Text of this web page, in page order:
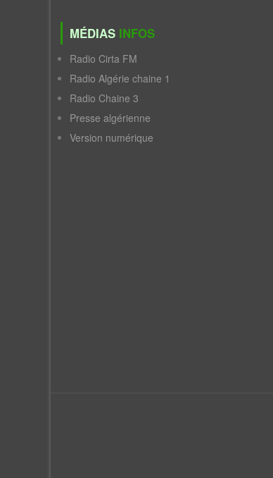
MÉDIAS INFOS
Radio Cirta FM
Radio Algérie chaine 1
Radio Chaine 3
Presse algérienne
Version numérique